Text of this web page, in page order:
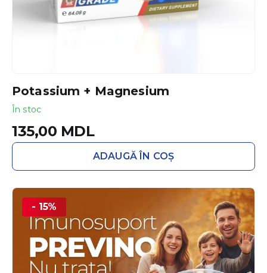
Potassium + Magnesium
În stoc
135,00 MDL
ADAUGĂ ÎN COȘ
- 15%